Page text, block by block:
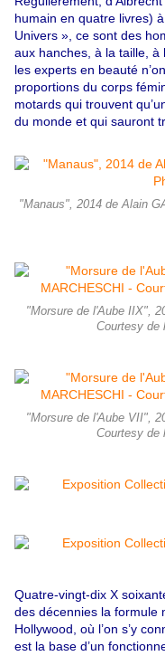
humain en quatre livres)
Univers », ce sont des
aux hanches, à la taille, à
les experts en beauté
proportions du corps
motards qui trouvent
du monde et qui sauront
"Manaus", 2014 de Alain
"Morsure de l'Aube IIX",
Courtesy de
"Morsure de l'Aube VII",
Courtesy de
Quatre-vingt-dix X
des décennies la formule
Hollywood, où l’on s’y
est la base d’un